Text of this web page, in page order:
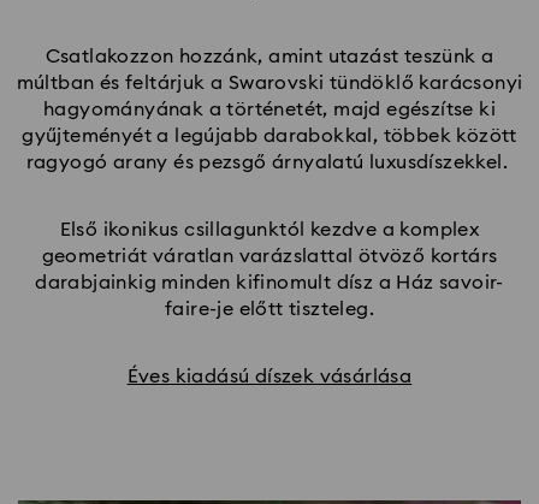
Csatlakozzon hozzánk, amint utazást teszünk a
múltban és feltárjuk a Swarovski tündöklő karácsonyi
hagyományának a történetét, majd egészítse ki
gyűjteményét a legújabb darabokkal, többek között
ragyogó arany és pezsgő árnyalatú luxusdíszekkel.
Első ikonikus csillagunktól kezdve a komplex
geometriát váratlan varázslattal ötvöző kortárs
darabjainkig minden kifinomult dísz a Ház savoir-
faire-je előtt tiszteleg.
Éves kiadású díszek vásárlása